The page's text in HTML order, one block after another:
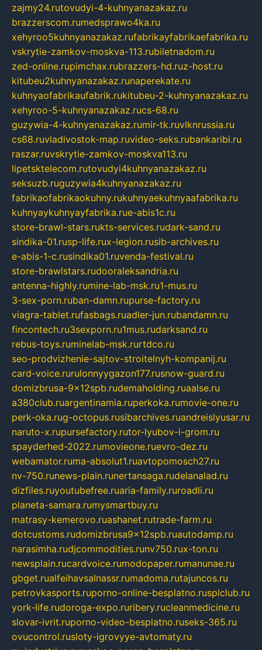
zajmy24.rutovudyi-4-kuhnyanazakaz.ru
brazzerscom.rumedsprawo4ka.ru
xehyroo5kuhnyanazakaz.rufabrikayfabrikaefabrika.ru
vskrytie-zamkov-moskva-113.rubiletnadom.ru
zed-online.rupimchax.rubrazzers-hd.ruz-host.ru
kitubeu2kuhnyanazakaz.runaperekate.ru
kuhnyaofabrikaufabrik.rukitubeu-2-kuhnyanazakaz.ru
xehyroo-5-kuhnyanazakaz.rucs-68.ru
guzywia-4-kuhnyanazakaz.rumir-tk.ruvlknrussia.ru
cs68.ruvladivostok-map.ruvideo-seks.rubankaribi.ru
raszar.ruvskrytie-zamkov-moskva113.ru
lipetsktelecom.rutovudyi4kuhnyanazakaz.ru
seksuzb.ruguzywia4kuhnyanazakaz.ru
fabrikaofabrikaokuhny.rukuhnyaekuhnyaafabrika.ru
kuhnyaykuhnyayfabrika.rue-abis1c.ru
store-brawl-stars.rukts-services.rudark-sand.ru
sindika-01.rusp-life.rux-legion.rusib-archives.ru
e-abis-1-c.rusindika01.ruvenda-festival.ru
store-brawlstars.rudooraleksandria.ru
antenna-highly.rumine-lab-msk.ru1-mus.ru
3-sex-porn.ruban-damn.rupurse-factory.ru
viagra-tablet.rufasbags.ruadler-jun.rubandamn.ru
fincontech.ru3sexporn.ru1mus.rudarksand.ru
rebus-toys.ruminelab-msk.rurtdco.ru
seo-prodvizhenie-sajtov-stroitelnyh-kompanij.ru
card-voice.rurulonnyygazon177.rusnow-guard.ru
domizbrusa-9x12spb.rudemaholding.ruaalse.ru
a380club.ruargentinamia.ruperkoka.rumovie-one.ru
perk-oka.rug-octopus.rusibarchives.ruandreislyusar.ru
naruto-x.rupursefactory.rutor-lyubov-i-grom.ru
spayderhed-2022.rumovieone.ruevro-dez.ru
webamator.ruma-absolut1.ruavtopomosch27.ru
nv-750.runews-plain.runertansaga.rudelanalad.ru
dizfiles.ruyoutubefree.ruaria-family.ruroadli.ru
planeta-samara.rumysmartbuy.ru
matrasy-kemerovo.ruashanet.rutrade-farm.ru
dotcustoms.rudomizbrusa9x12spb.ruautodamp.ru
narasimha.rudjcommodities.runv750.rux-ton.ru
newsplain.rucardvoice.rumodopaper.rumanunae.ru
gbget.rualfeihavsalnassr.rumadoma.rutajuncos.ru
petrovkasports.ruporno-online-besplatno.rusplclub.ru
york-life.rudoroga-expo.ruribery.rucleanmedicine.ru
slovar-ivrit.ruporno-video-besplatno.ruseks-365.ru
ovucontrol.rusloty-igrovyye-avtomaty.ru